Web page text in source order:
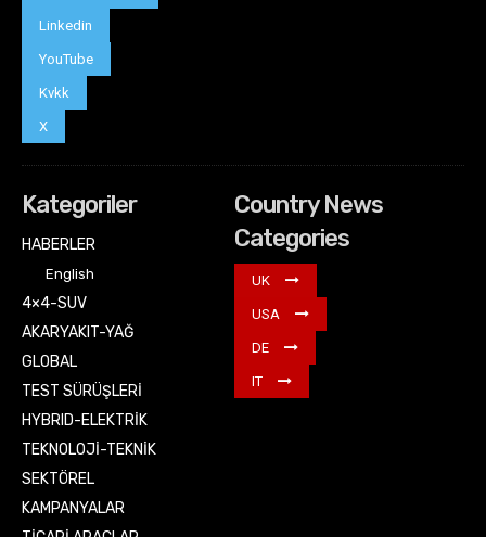
Linkedin
YouTube
Kvkk
X
Kategoriler
HABERLER
English
4×4-SUV
AKARYAKIT-YAĞ
GLOBAL
TEST SÜRÜŞLERİ
HYBRID-ELEKTRİK
TEKNOLOJİ-TEKNİK
SEKTÖREL
KAMPANYALAR
Country News
Categories
UK
USA
DE
IT